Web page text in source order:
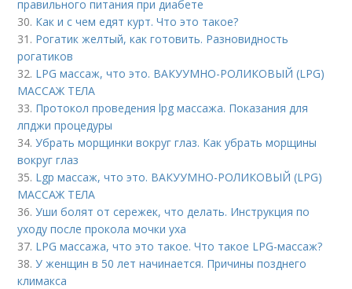
правильного питания при диабете
30. Как и с чем едят курт. Что это такое?
31. Рогатик желтый, как готовить. Разновидность
рогатиков
32. LPG массаж, что это. ВАКУУМНО-РОЛИКОВЫЙ (LPG)
МАССАЖ ТЕЛА
33. Протокол проведения lpg массажа. Показания для
лпджи процедуры
34.Убрать морщинки вокруг глаз. Как убрать морщины
вокруг глаз
35. Lgp массаж, что это. ВАКУУМНО-РОЛИКОВЫЙ (LPG)
МАССАЖ ТЕЛА
36.Уши болят от сережек, что делать. Инструкция по
уходу после прокола мочки уха
37. LPG массажа, что это такое. Что такое LPG-массаж?
38.У женщин в 50 лет начинается. Причины позднего
климакса